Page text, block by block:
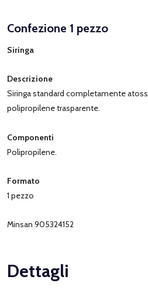
Confezione 1 pezzo
Siringa
Descrizione
Siringa standard completamente
polipropilene trasparente.
Componenti
Polipropilene.
Formato
1 pezzo
Minsan 905324152
Dettagli